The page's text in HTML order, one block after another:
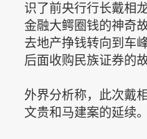
识了前央行行长戴相
金融大鳄圈钱的神奇
去地产挣钱转向到车
后面收购民族证券的故
外界分析称，此次戴
文贵和马建案的延续。